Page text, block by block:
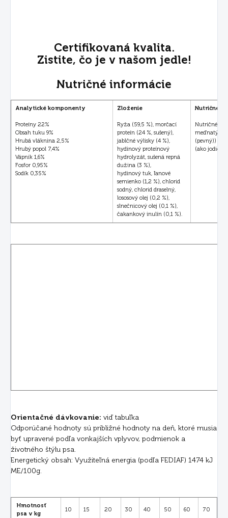
Certifikovaná kvalita.
Zistite, čo je v našom jedle!
Nutričné informácie
Analytické komponenty
Proteíny 22%
Obsah tuku 9%
Hrubá vláknina 2,5%
Hrubý popol 7,4%
Vápnik 1,6%
Fosfor 0,95%
Sodík 0,35%
Zloženie
Ryža (59,5 %), morčací
proteín (24 %, sušený),
jablčné výlisky (4 %),
hydinový proteínový
hydrolyzát, sušená repná
dužina (3 %),
hydinový tuk, ľanové
semienko (1,2 %), chlorid
sodný, chlorid draselný,
lososový olej (0,2 %),
slnečnicový olej (0,1 %),
čakankový inulín (0,1 %).
Nutričné
Nutričné
meďnatý,
(pevný)) 40
(ako
Orientačné dávkovanie: viď tabuľka
Odporúčané hodnoty sú približné hodnoty na deň, ktoré musia
byť upravené podľa vonkajších vplyvov, podmienok a
životného štýlu psa.
Energetický obsah: Využiteľná energia (podľa FEDIAF) 1474 kJ
ME/100g.
Hmotnosť
psa v kg
10 15 20 30 40 50 60 70